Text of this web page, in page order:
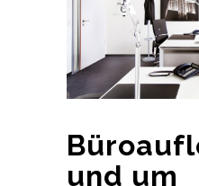
und um